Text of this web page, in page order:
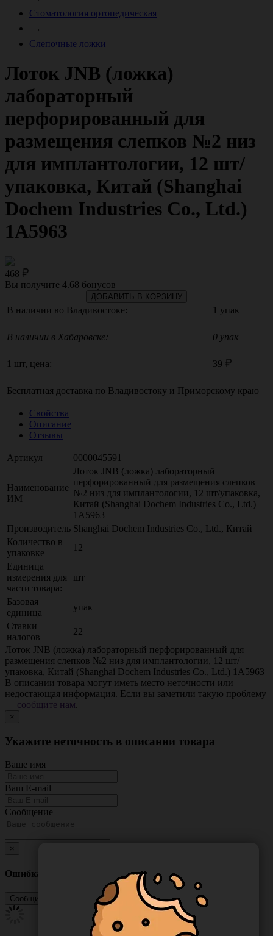
Стоматология ортопедическая
→
Слепочные ложки
Лоток JNB (ложка)
лабораторный
перфорированный для
размещения слепков №2 низ
для имплантологии, 12 шт/
упаковка, Китай (Shanghai
Dochem Industries Co., Ltd.)
1А5963
468
Вы получите 4.68 бонусов
ДОБАВИТЬ В КОРЗИНУ
В наличии во Владивостоке: 1 упак
В наличии в Хабаровске: 0 упак
1 шт, цена: 39
Бесплатная доставка по Владивостоку и Приморскому краю
Свойства
Описание
Отзывы
Артикул 0000045591
Наименование
ИМ
Лоток JNB (ложка) лабораторный
перфорированный для размещения слепков
№2 низ для имплантологии, 12 шт/упаковка,
Китай (Shanghai Dochem Industries Co., Ltd.)
1А5963
Производитель Shanghai Dochem Industries Co., Ltd., Китай
Количество в
упаковке
12
Единица
измерения для
части товара:
шт
Базовая
единица
упак
Ставки
налогов
22
Лоток JNB (ложка) лабораторный перфорированный для
размещения слепков №2 низ для имплантологии, 12 шт/
упаковка, Китай (Shanghai Dochem Industries Co., Ltd.) 1А5963
В описании товара могут иметь место неточности или
недостающая информация. Если вы заметили такую проблему
— сообщите нам.
×
Укажите неточность в описании товара
Ваше имя
Ваш E-mail
Сообщение
×
Ошибка